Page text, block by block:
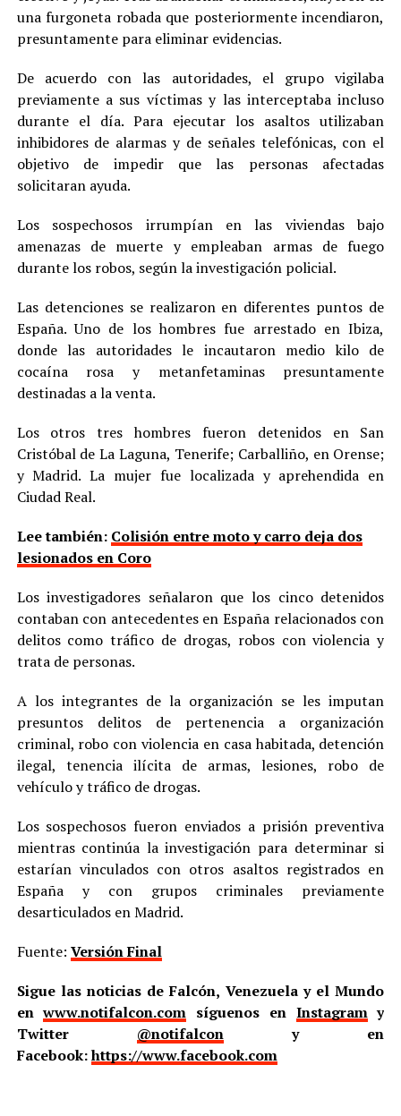
una furgoneta robada que posteriormente incendiaron,
presuntamente para eliminar evidencias.
De acuerdo con las autoridades, el grupo vigilaba
previamente a sus víctimas y las interceptaba incluso
durante el día. Para ejecutar los asaltos utilizaban
inhibidores de alarmas y de señales telefónicas, con el
objetivo de impedir que las personas afectadas
solicitaran ayuda.
Los sospechosos irrumpían en las viviendas bajo
amenazas de muerte y empleaban armas de fuego
durante los robos, según la investigación policial.
Las detenciones se realizaron en diferentes puntos de
España. Uno de los hombres fue arrestado en Ibiza,
donde las autoridades le incautaron medio kilo de
cocaína rosa y metanfetaminas presuntamente
destinadas a la venta.
Los otros tres hombres fueron detenidos en San
Cristóbal de La Laguna, Tenerife; Carballiño, en Orense;
y Madrid. La mujer fue localizada y aprehendida en
Ciudad Real.
Lee también: Colisión entre moto y carro deja dos
lesionados en Coro
Los investigadores señalaron que los cinco detenidos
contaban con antecedentes en España relacionados con
delitos como tráfico de drogas, robos con violencia y
trata de personas.
A los integrantes de la organización se les imputan
presuntos delitos de pertenencia a organización
criminal, robo con violencia en casa habitada, detención
ilegal, tenencia ilícita de armas, lesiones, robo de
vehículo y tráfico de drogas.
Los sospechosos fueron enviados a prisión preventiva
mientras continúa la investigación para determinar si
estarían vinculados con otros asaltos registrados en
España y con grupos criminales previamente
desarticulados en Madrid.
Fuente: Versión Final
Sigue las noticias de Falcón, Venezuela y el Mundo
enwww.notifalcon.com síguenos en Instagramy
Twitter @notifalcony en
Facebook:https://www.facebook.com